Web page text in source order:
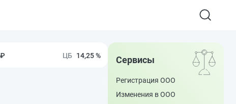
14,25 % Сервисы
Регистрация ООО
Изменения в ООО